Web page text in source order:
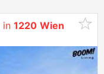
in 1220 Wien